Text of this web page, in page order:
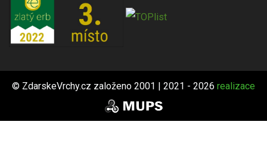
© ZdarskeVrchy.cz založeno 2001 | 2021 - 2026 realizace